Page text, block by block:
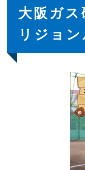
大阪ガ
リジョ